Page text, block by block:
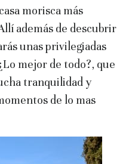
morisca más
además de descubrir
unas privilegiadas
mejor de todo?, que
tranquilidad y
de lo mas